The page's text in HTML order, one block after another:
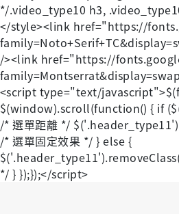
*/.video_type10 h3,
</style><link href="https://
/><link href="https://
<script type="text/
$(window).scroll(function() { if
/* 選單距離 */
/* 選單固定效果 */ } else {
*/ } });});</script>